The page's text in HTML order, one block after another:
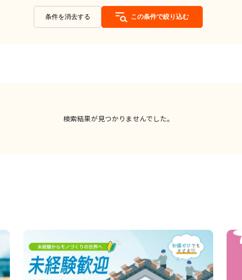
条件を消去する この条件で絞り込む
検索結果が見つかりませんでした。